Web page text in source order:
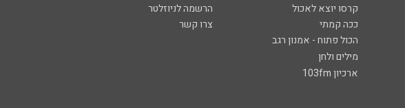
קרסו יוצא לאכול
הרשמה לניוזלטר
ככה קמתי
צרו קשר
הכול פתוח - אמנון רגב
מילים ולחן
ארכיון 103fm